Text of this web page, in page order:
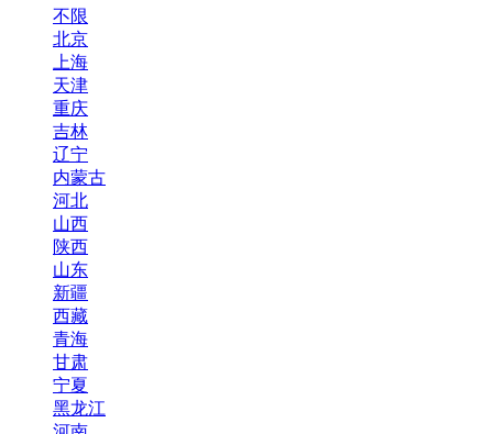
不限
北京
上海
天津
重庆
吉林
辽宁
内蒙古
河北
山西
陕西
山东
新疆
西藏
青海
甘肃
宁夏
黑龙江